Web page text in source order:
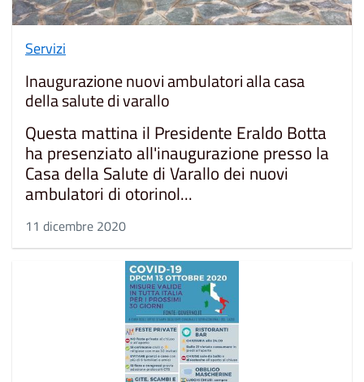
Servizi
Inaugurazione nuovi ambulatori alla casa
della salute di varallo
Questa mattina il Presidente Eraldo Botta
ha presenziato all'inaugurazione presso la
Casa della Salute di Varallo dei nuovi
ambulatori di otorinol...
11 dicembre 2020